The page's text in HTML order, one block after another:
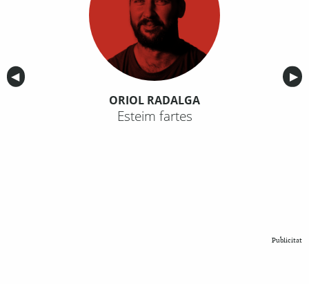
Anterior
◀︎ ▶︎
ORIOL RADALGA
Esteim fartes
Publicitat